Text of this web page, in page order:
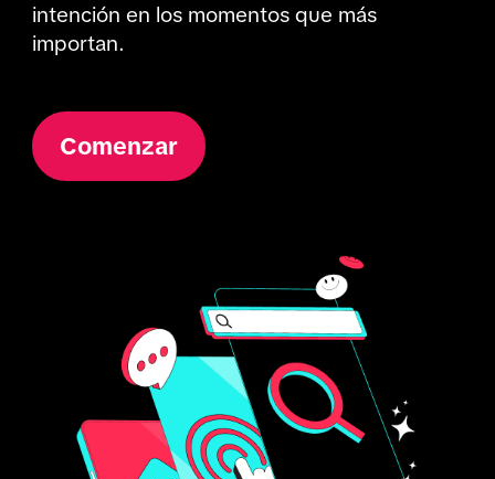
intención en los momentos que más
importan.
Comenzar